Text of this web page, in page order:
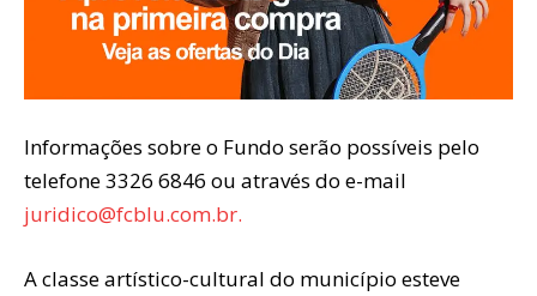
Informações sobre o Fundo serão possíveis pelo
telefone 3326 6846 ou através do e-mail
juridico@fcblu.com.br.
A classe artístico-cultural do município esteve